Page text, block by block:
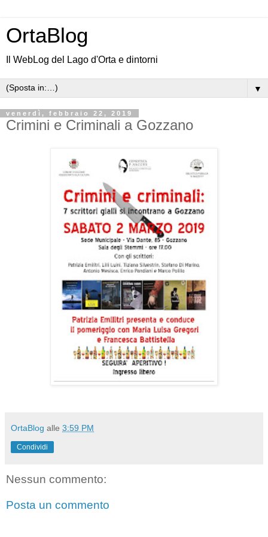
OrtaBlog
Il WebLog del Lago d'Orta e dintorni
▼
venerdì, febbraio 22, 2019
Crimini e Criminali a Gozzano
OrtaBlog alle 3:59 PM
Condividi
Nessun commento:
Posta un commento